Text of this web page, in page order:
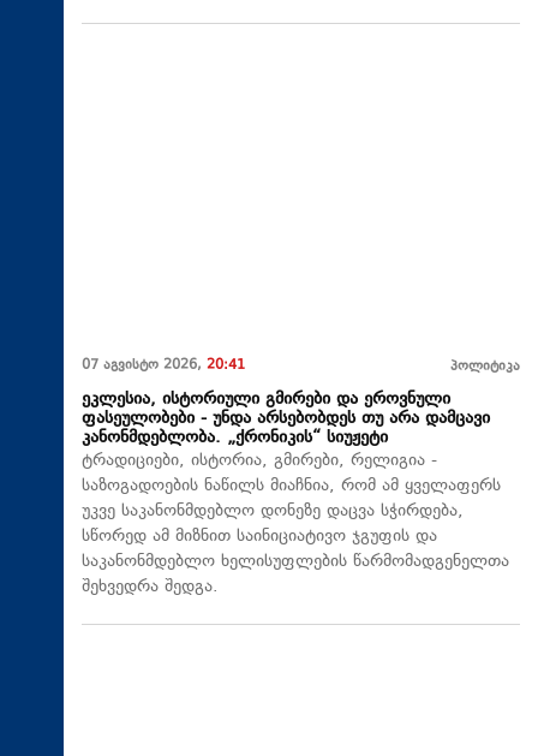
07 აგვისტო 2026, 20:41 პოლიტიკა
ეკლესია, ისტორიული გმირები და ეროვნული
ფასეულობები - უნდა არსებობდეს თუ არა დამცავი
კანონმდებლობა. „ქრონიკის“ სიუჟეტი
ტრადიციები, ისტორია, გმირები, რელიგია -
საზოგადოების ნაწილს მიაჩნია, რომ ამ ყველაფერს
უკვე საკანონმდებლო დონეზე დაცვა სჭირდება,
სწორედ ამ მიზნით საინიციატივო ჯგუფის და
საკანონმდებლო ხელისუფლების წარმომადგენელთა
შეხვედრა შედგა.